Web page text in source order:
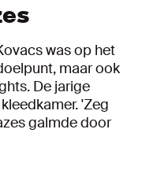
was op het
maar ook
De jarige
'Zeg
galmde door